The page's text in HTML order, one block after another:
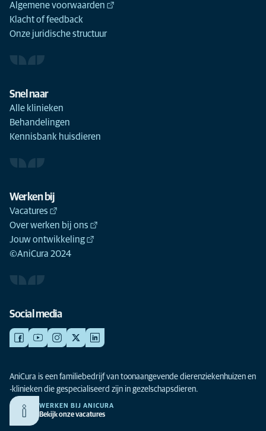
Algemene voorwaarden
Klacht of feedback
Onze juridische structuur
Snel naar
Alle klinieken
Behandelingen
Kennisbank huisdieren
Werken bij
Vacatures
Over werken bij ons
Jouw ontwikkeling
©AniCura 2024
Social media
AniCura is een familiebedrijf van toonaangevende dierenziekenhuizen en
-klinieken die gespecialiseerd zijn in gezelschapsdieren.
WERKEN BIJ ANICURA
Bekijk onze vacatures